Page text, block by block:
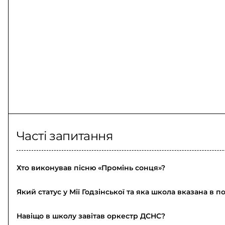
Часті запитання
Хто виконував пісню «Промінь сонця»?
Який статус у Мії Годзінської та яка школа вказана в
Навіщо в школу завітав оркестр ДСНС?